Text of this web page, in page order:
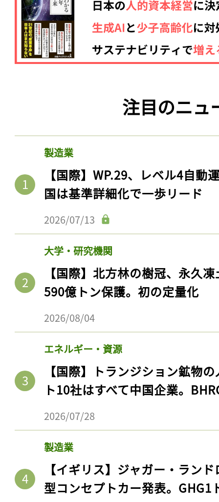
注目のニュ
製造業
【国際】WP.29、レベル4自動
国は基準詳細化で一歩リード
2026/07/13
大学・研究機関
【国際】北方林の樹冠、永久
590億トン保護。初の定量化
2026/08/04
エネルギー・資源
【国際】トランジション鉱物
ト10社はすべて中国企業。
2026/07/28
製造業
【イギリス】ジャガー・ラン
型コンセプトカー発表。GHG1